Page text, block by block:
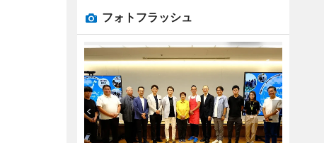
フォトフラッシュ